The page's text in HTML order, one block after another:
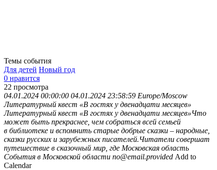
Темы события
Для детей Новый год
0 нравится
22 просмотра
04.01.2024 00:00:00 04.01.2024 23:58:59 Europe/Moscow
Литературный квест «В гостях у двенадцати месяцев»
Литературный квест «В гостях у двенадцати месяцев»Что
может быть прекраснее, чем собраться всей семьей
в библиотеке и вспомнить старые добрые сказки – народные,
сказки русских и зарубежных писателей.Читатели совершат
путешествие в сказочный мир, где Московская область
События в Московской области no@email.provided Add to
Calendar